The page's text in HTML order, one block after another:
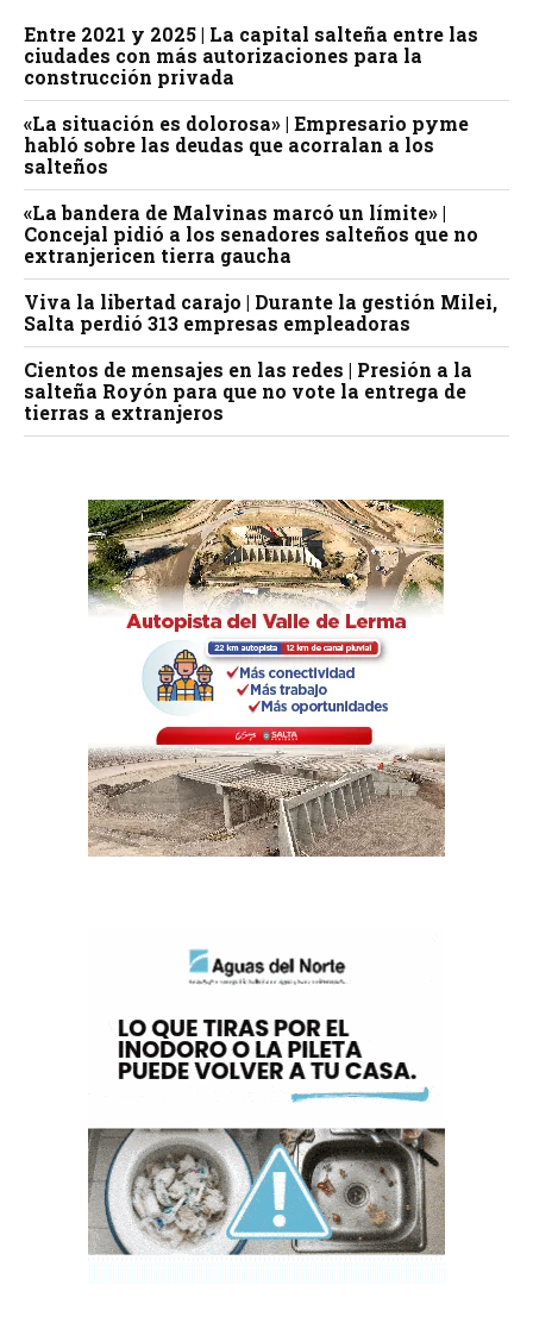
Entre 2021 y 2025 | La capital salteña entre las
ciudades con más autorizaciones para la
construcción privada
«La situación es dolorosa» | Empresario pyme
habló sobre las deudas que acorralan a los
salteños
«La bandera de Malvinas marcó un límite» |
Concejal pidió a los senadores salteños que no
extranjericen tierra gaucha
Viva la libertad carajo | Durante la gestión Milei,
Salta perdió 313 empresas empleadoras
Cientos de mensajes en las redes | Presión a la
salteña Royón para que no vote la entrega de
tierras a extranjeros